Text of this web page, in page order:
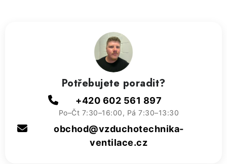
Potřebujete poradit?
+420 602 561 897
Po–Čt 7:30–16:00, Pá 7:30–13:30
obchod@vzduchotechnika-
ventilace.cz